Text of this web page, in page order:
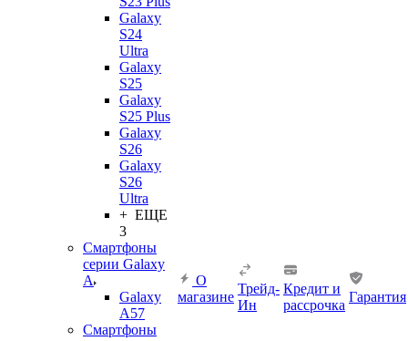
Galaxy
S24
Ultra
Galaxy
S25
Galaxy
S25 Plus
Galaxy
S26
Galaxy
S26
Ultra
+ ЕЩЕ
3
Смартфоны
серии Galaxy
A
Galaxy
A57
Смартфоны
О
магазине
Трейд-
Ин
Кредит и
рассрочка
Гарантия